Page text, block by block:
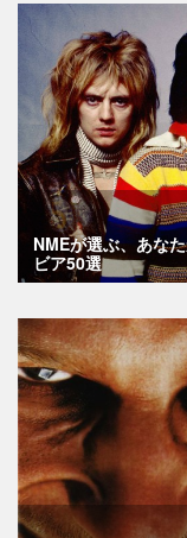
NMEが選ぶ、あな
ビア50選